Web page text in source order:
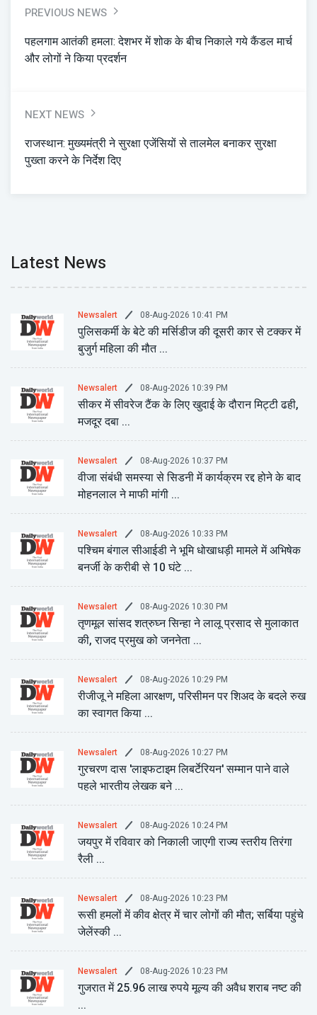
PREVIOUS NEWS
पहलगाम आतंकी हमला: देशभर में शोक के बीच निकाले गये कैंडल मार्च
और लोगों ने किया प्रदर्शन
NEXT NEWS
राजस्थान: मुख्यमंत्री ने सुरक्षा एजेंसियों से तालमेल बनाकर सुरक्षा
पुख्ता करने के निर्देश दिए
Latest News
Newsalert 08-Aug-2026 10:41 PM
पुलिसकर्मी के बेटे की मर्सिडीज की दूसरी कार से टक्कर में
बुजुर्ग महिला की मौत ...
Newsalert 08-Aug-2026 10:39 PM
सीकर में सीवरेज टैंक के लिए खुदाई के दौरान मिट्टी ढही,
मजदूर दबा ...
Newsalert 08-Aug-2026 10:37 PM
वीजा संबंधी समस्या से सिडनी में कार्यक्रम रद्द होने के बाद
मोहनलाल ने माफी मांगी ...
Newsalert 08-Aug-2026 10:33 PM
पश्चिम बंगाल सीआईडी ने भूमि धोखाधड़ी मामले में अभिषेक
बनर्जी के करीबी से 10 घंटे ...
Newsalert 08-Aug-2026 10:30 PM
तृणमूल सांसद शत्रुघ्न सिन्हा ने लालू प्रसाद से मुलाकात
की, राजद प्रमुख को जननेता ...
Newsalert 08-Aug-2026 10:29 PM
रीजीजू ने महिला आरक्षण, परिसीमन पर शिअद के बदले रुख
का स्वागत किया ...
Newsalert 08-Aug-2026 10:27 PM
गुरचरण दास 'लाइफटाइम लिबर्टेरियन' सम्मान पाने वाले
पहले भारतीय लेखक बने ...
Newsalert 08-Aug-2026 10:24 PM
जयपुर में रविवार को निकाली जाएगी राज्य स्तरीय तिरंगा
रैली ...
Newsalert 08-Aug-2026 10:23 PM
रूसी हमलों में कीव क्षेत्र में चार लोगों की मौत; सर्बिया पहुंचे
जेलेंस्की ...
Newsalert 08-Aug-2026 10:23 PM
गुजरात में 25.96 लाख रुपये मूल्य की अवैध शराब नष्ट की
...